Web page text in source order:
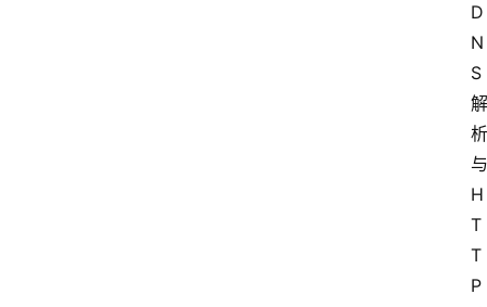
D
N
S
解
析
与
H
T
T
P